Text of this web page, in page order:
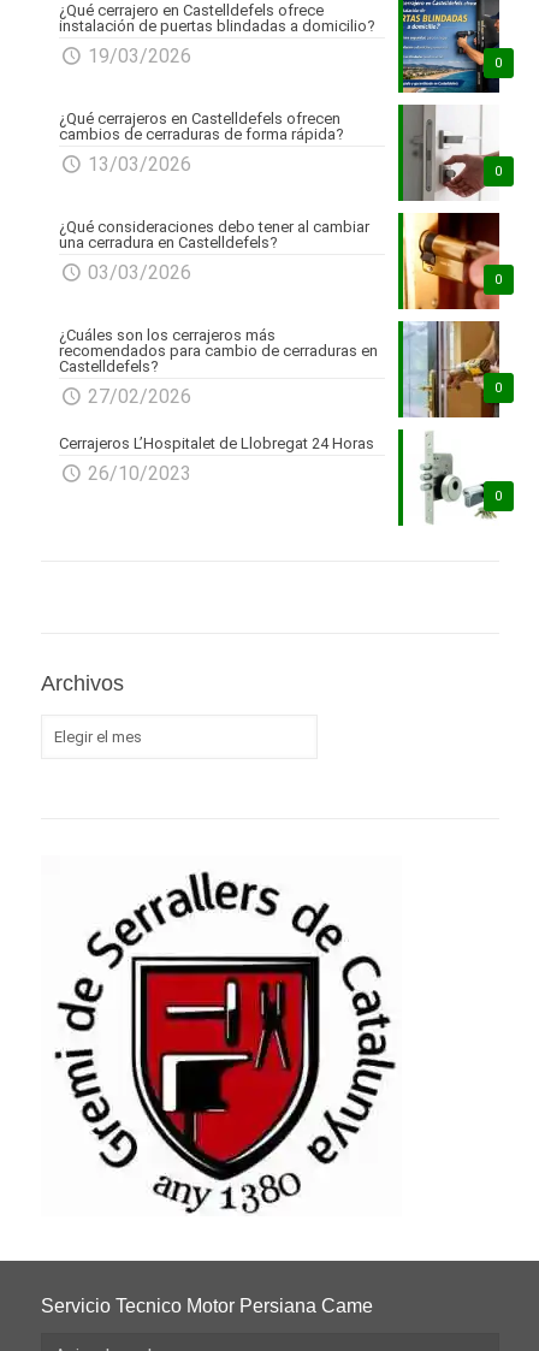
0
¿Qué cerrajero en Castelldefels ofrece
instalación de puertas blindadas a domicilio?
19/03/2026
0
¿Qué cerrajeros en Castelldefels ofrecen
cambios de cerraduras de forma rápida?
13/03/2026
0
¿Qué consideraciones debo tener al cambiar
una cerradura en Castelldefels?
03/03/2026
0
¿Cuáles son los cerrajeros más
recomendados para cambio de cerraduras en
Castelldefels?
27/02/2026
0
Cerrajeros L’Hospitalet de Llobregat 24 Horas
26/10/2023
Archivos
Archivos
Servicio Tecnico Motor Persiana Came